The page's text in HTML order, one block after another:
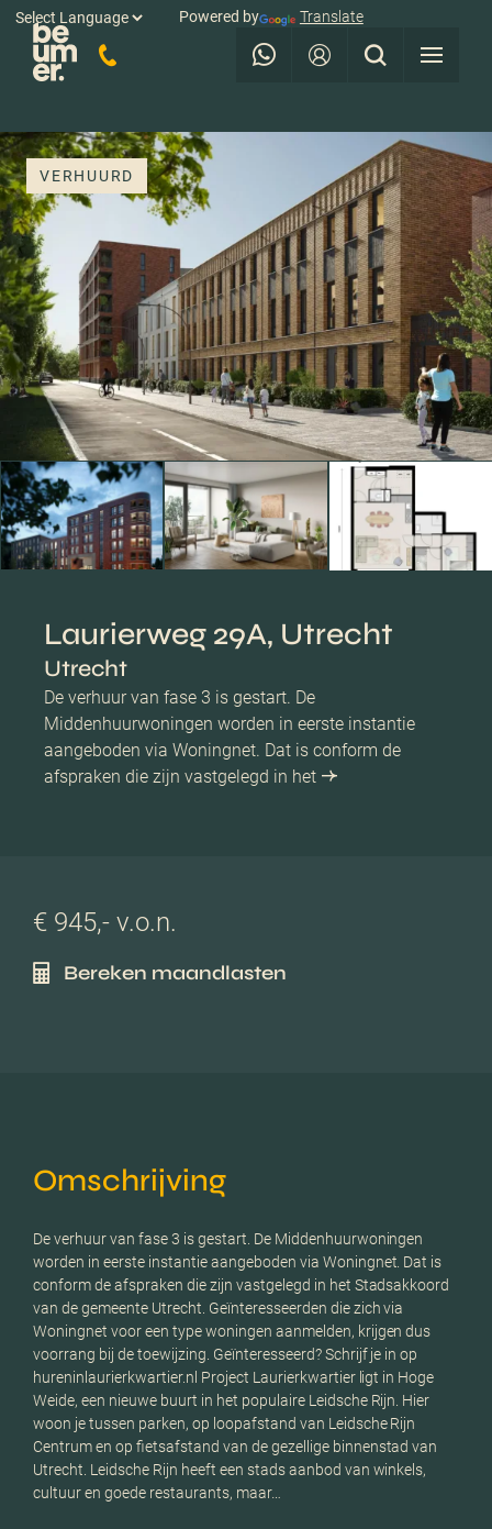
Powered by Translate
VERHUURD
Laurierweg 29A, Utrecht
Utrecht
De verhuur van fase 3 is gestart. De
Middenhuurwoningen worden in eerste instantie
aangeboden via Woningnet. Dat is conform de
afspraken die zijn vastgelegd in het
€ 945,- v.o.n.
Bereken maandlasten
Omschrijving
De verhuur van fase 3 is gestart. De Middenhuurwoningen
worden in eerste instantie aangeboden via Woningnet. Dat is
conform de afspraken die zijn vastgelegd in het Stadsakkoord
van de gemeente Utrecht. Geïnteresseerden die zich via
Woningnet voor een type woningen aanmelden, krijgen dus
voorrang bij de toewijzing. Geïnteresseerd? Schrijf je in op
hureninlaurierkwartier.nl Project Laurierkwartier ligt in Hoge
Weide, een nieuwe buurt in het populaire Leidsche Rijn. Hier
woon je tussen parken, op loopafstand van Leidsche Rijn
Centrum en op fietsafstand van de gezellige binnenstad van
Utrecht. Leidsche Rijn heeft een stads aanbod van winkels,
cultuur en goede restaurants, maar…